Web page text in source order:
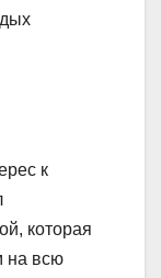
к
которая
на всю